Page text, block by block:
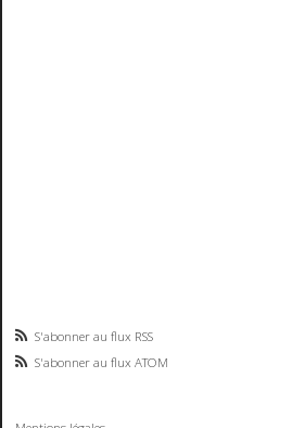
S'abonner au flux RSS
S'abonner au flux ATOM